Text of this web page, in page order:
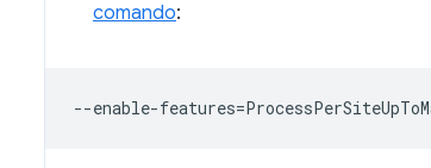
comando:
--enable-features=